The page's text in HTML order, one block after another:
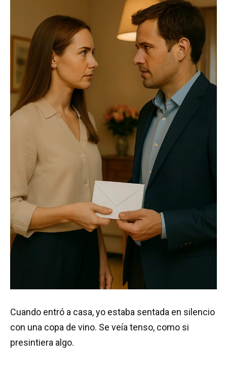
Cuando entró a casa, yo estaba sentada en silencio
con una copa de vino. Se veía tenso, como si
presintiera algo.